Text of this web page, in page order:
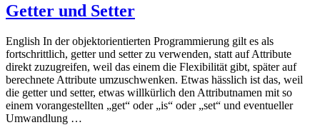
Getter und Setter
English In der objektorientierten Programmierung gilt es als
fortschrittlich, getter und setter zu verwenden, statt auf Attribute
direkt zuzugreifen, weil das einem die Flexibilität gibt, später auf
berechnete Attribute umzuschwenken. Etwas hässlich ist das, weil
die getter und setter, etwas willkürlich den Attributnamen mit so
einem vorangestellten „get“ oder „is“ oder „set“ und eventueller
Umwandlung …